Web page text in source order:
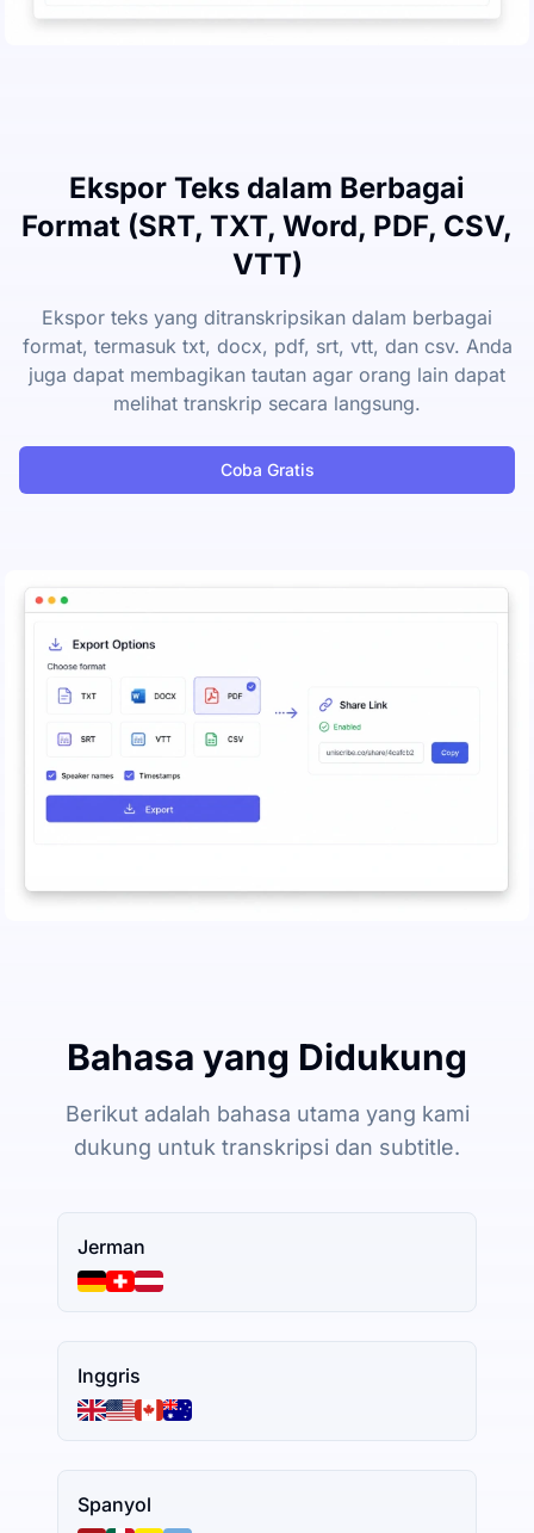
Ekspor Teks dalam Berbagai
Format (SRT, TXT, Word, PDF, CSV,
VTT)
Ekspor teks yang ditranskripsikan dalam berbagai
format, termasuk txt, docx, pdf, srt, vtt, dan csv. Anda
juga dapat membagikan tautan agar orang lain dapat
melihat transkrip secara langsung.
Coba Gratis
Bahasa yang Didukung
Berikut adalah bahasa utama yang kami
dukung untuk transkripsi dan subtitle.
Jerman
Inggris
Spanyol